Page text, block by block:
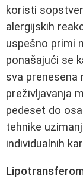
koristi
alergijskih
uspešno primi
ponašajući se
sva
preživljavanja
pedeset do
tehnike
individualnih